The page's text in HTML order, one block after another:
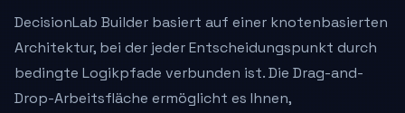
DecisionLab Builder basiert auf einer knotenbasierten
Architektur, bei der jeder Entscheidungspunkt durch
bedingte Logikpfade verbunden ist. Die Drag-and-
Drop-Arbeitsfläche ermöglicht es Ihnen,